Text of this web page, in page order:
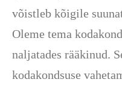
võistleb kõigile
Oleme tema
naljatades rääkinud.
kodakondsuse